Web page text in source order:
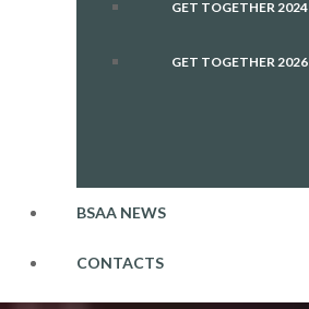
GET TOGETHER 2024
GET TOGETHER 2026
BSAA NEWS
CONTACTS